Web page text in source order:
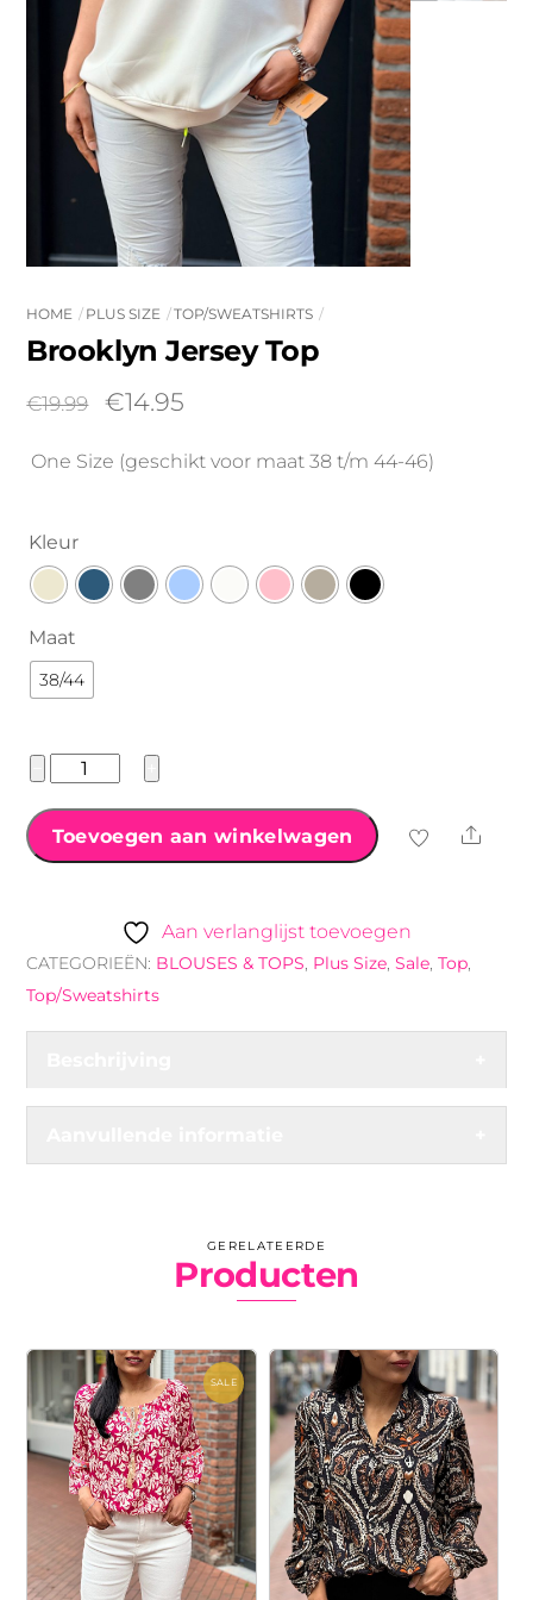
HOME PLUS SIZE TOP/SWEATSHIRTS
Brooklyn Jersey Top
€19.99
Oorspronkelijke
was:
€14.95Huidige
is:
One Size (geschikt voor maat 38 t/m 44-46)
Kleur
Maat
38/44
Brooklyn
Top
aantal
Toevoegen aan winkelwagen Share
Aan verlanglijst toevoegen
CATEGORIEËN: BLOUSES & TOPS, Plus Size,Sale,Top,
Top/Sweatshirts
GERELATEERDE
Producten
SALE